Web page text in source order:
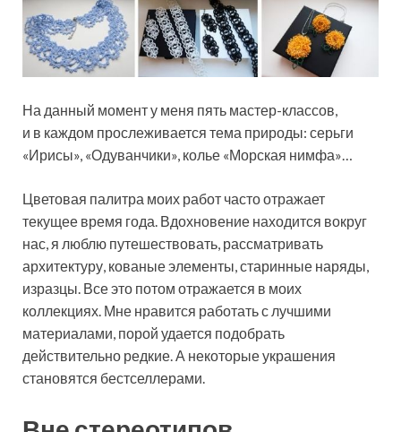
На данный момент у меня пять мастер-классов,
и в каждом прослеживается тема природы: серьги
«Ирисы», «Одуванчики», колье «Морская нимфа»…
Цветовая палитра моих работ часто отражает
текущее время года. Вдохновение находится вокруг
нас, я люблю путешествовать, рассматривать
архитектуру, кованые элементы, старинные наряды,
изразцы. Все это потом отражается в моих
коллекциях. Мне нравится работать с лучшими
материалами, порой удается подобрать
действительно редкие. А некоторые украшения
становятся бестселлерами.